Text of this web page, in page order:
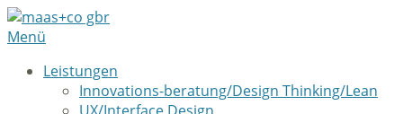
Menü
Leistungen
Innovations-beratung/Design Thinking/Lean